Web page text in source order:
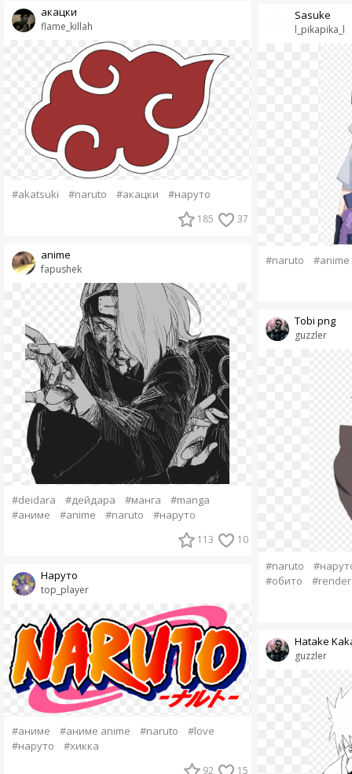
flame_killah
акацки
#akatsuki #naruto #акацки #наруто
185 37
fapushek
anime
#deidara #дейдара #манга
#manga
#аниме
#anime #naruto #наруто
113 10
top_player
Наруто
#аниме #аниме anime #naruto
#love
#наруто
#хикка
92 15
l_pikapika_l
Sasuke
#naruto #anime
guzzler
Tobi png
#naruto
#обито
#render
guzzler
Hatake